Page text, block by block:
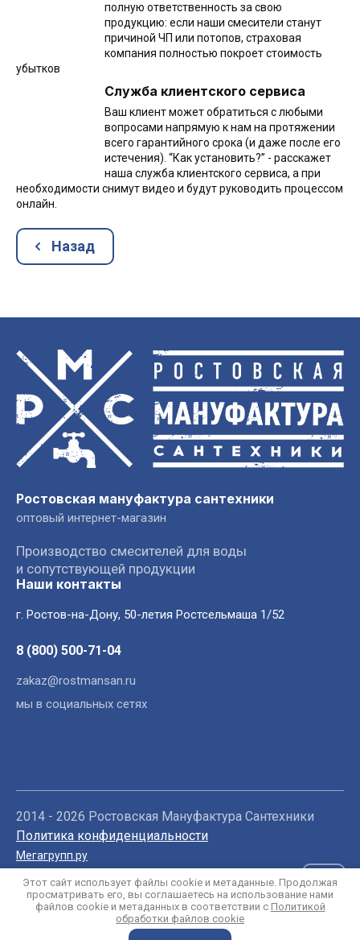
полную ответственность за свою
продукцию: если наши смесители станут
причиной ЧП или потопов, страховая
компания полностью покроет стоимость
убытков
Служба клиентского сервиса
Ваш клиент может обратиться с любыми
вопросами напрямую к нам на протяжении
всего гарантийного срока (и даже после его
истечения). “Как установить?” - расскажет
наша служба клиентского сервиса, а при
необходимости снимут видео и будут руководить процессом
онлайн.
Назад
Ростовская мануфактура сантехники
оптовый интернет-магазин
Производство смесителей для воды
и сопутствующей продукции
Наши контакты
г. Ростов-на-Дону, 50-летия Ростсельмаша 1/52
8 (800) 500-71-04
zakaz@rostmansan.ru
мы в социальных сетях
2014 - 2026 Ростовская Мануфактура Сантехники
Политика конфиденциальности
Мегагрупп.ру
Этот сайт использует файлы cookie и метаданные. Продолжая
просматривать его, вы соглашаетесь на использование нами
файлов cookie и метаданных в соответствии с Политикой
обработки файлов cookie